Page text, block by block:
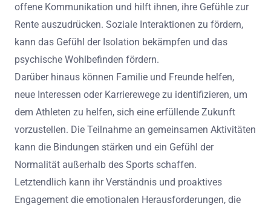
offene Kommunikation und hilft ihnen, ihre Gefühle zur
Rente auszudrücken. Soziale Interaktionen zu fördern,
kann das Gefühl der Isolation bekämpfen und das
psychische Wohlbefinden fördern.
Darüber hinaus können Familie und Freunde helfen,
neue Interessen oder Karrierewege zu identifizieren, um
dem Athleten zu helfen, sich eine erfüllende Zukunft
vorzustellen. Die Teilnahme an gemeinsamen Aktivitäten
kann die Bindungen stärken und ein Gefühl der
Normalität außerhalb des Sports schaffen.
Letztendlich kann ihr Verständnis und proaktives
Engagement die emotionalen Herausforderungen, die